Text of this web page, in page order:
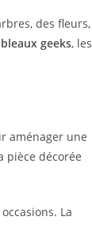
des fleurs,
geeks, les
aménager une
pièce décorée
La